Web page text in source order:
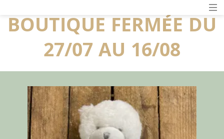
BOUTIQUE FERMÉE DU
27/07 AU 16/08